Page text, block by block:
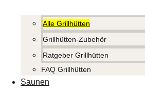
Alle Grillhütten
Grillhütten-Zubehör
Ratgeber Grillhütten
FAQ Grillhütten
Saunen